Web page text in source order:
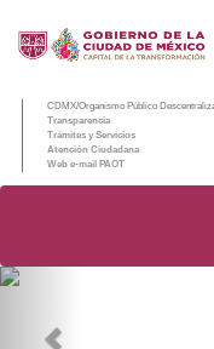
CDMX/Organismo Público
Transparencia
Trámites y Servicios
Atención Ciudadana
Web e-mail PAOT